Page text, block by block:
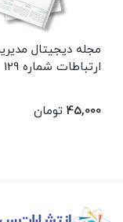
مجله دیجیتال
ارتباطات شماره 129
45,000 تومان